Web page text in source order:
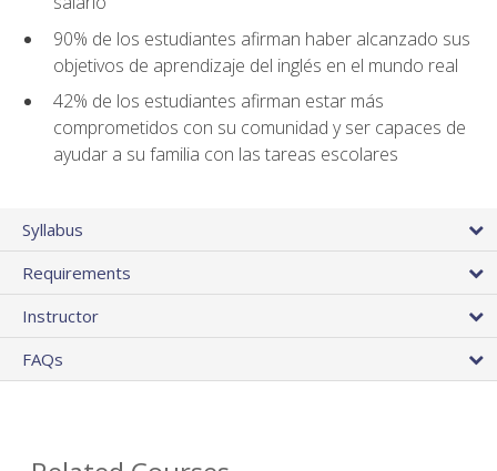
90% de los estudiantes afirman haber alcanzado sus
objetivos de aprendizaje del inglés en el mundo real
42% de los estudiantes afirman estar más
comprometidos con su comunidad y ser capaces de
ayudar a su familia con las tareas escolares
Syllabus
Requirements
Instructor
FAQs